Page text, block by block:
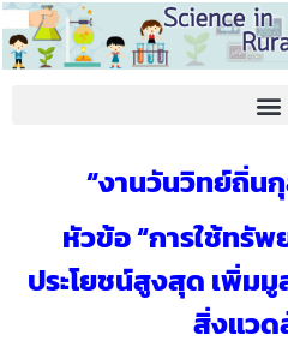
“งานวันวิทย์ถิ่น
หัวข้อ “การใช้ทรัพ
ประโยชน์สูงสุด เพิ่ม
สิ่งแวด